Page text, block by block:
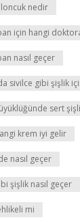
nedir
için hangi
nasıl geçer
sivilce gibi şişlik
sert
krem iyi gelir
nasıl geçer
şişlik nasıl geçer
mi